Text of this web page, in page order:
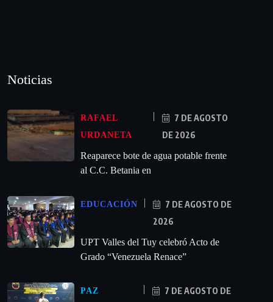
Noticias
RAFAEL
URDANETA
7 DE AGOSTO
DE 2026
Reaparece bote de agua potable frente
al C.C. Betania en
EDUCACIÓN
7 DE AGOSTO DE
2026
UPT Valles del Tuy celebró Acto de
Grado “Venezuela Renace”
PAZ
7 DE AGOSTO DE